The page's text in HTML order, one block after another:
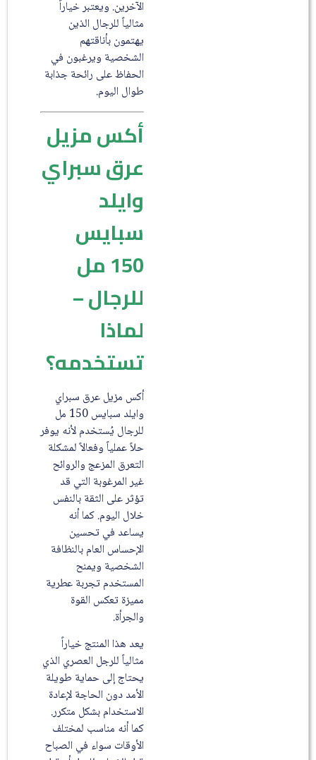
الآخرين. ويعتبر خياراً
مثالياً للرجال الذين
يهتمون بأناقتهم
الشخصية ويرغبون في
الحفاظ على رائحة جذابة
طوال اليوم.
أكس مزيل
عرق سبراي
وايلد
سبايس
150 مل
للرجال –
لماذا
تستخدمه؟
أكس مزيل عرق سبراي
وايلد سبايس 150 مل
للرجال يُستخدم لأنه يوفر
حلاً عملياً وفعالاً لمشكلة
التعرق المزعج والروائح
غير المرغوبة التي قد
تؤثر على الثقة بالنفس
خلال اليوم. كما أنه
يساعد في تحسين
الإحساس العام بالنظافة
الشخصية ويمنح
المستخدم تجربة عطرية
مميزة تعكس القوة
والجرأة.
يعد هذا المنتج خياراً
مثالياً للرجل العصري الذي
يحتاج إلى حماية طويلة
الأمد دون الحاجة لإعادة
الاستخدام بشكل متكرر.
كما أنه مناسب لمختلف
الأوقات سواء في الصباح